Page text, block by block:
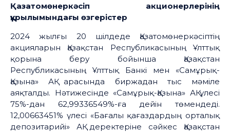
Қазатомөнеркәсіп акционерлерінің
құрылымындағы өзгерістер
2024 жылғы 20 шілдеде Қазатомөнеркәсіптің
акцияларын Қазақстан Республикасының Ұлттық
қорына беру бойынша Қазақстан
Республикасының Ұлттық Банкі мен «Самұрық-
Қазына» АҚ арасында биржадан тыс мәміле
аяқталды. Нәтижесінде «Самұрық-Қазына» АҚ үлесі
75%-дан 62,99336549%-ға дейін төмендеді.
12,00663451% үлесі «Бағалы қағаздардың орталық
депозитарийі» АҚ деректеріне сәйкес Қазақстан